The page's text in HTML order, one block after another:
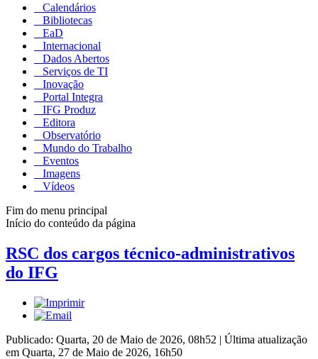
Calendários
Bibliotecas
EaD
Internacional
Dados Abertos
Serviços de TI
Inovação
Portal Integra
IFG Produz
Editora
Observatório
Mundo do Trabalho
Eventos
Imagens
Vídeos
Fim do menu principal
Início do conteúdo da página
RSC dos cargos técnico-administrativos
do IFG
Publicado: Quarta, 20 de Maio de 2026, 08h52 | Última atualização
em Quarta, 27 de Maio de 2026, 16h50